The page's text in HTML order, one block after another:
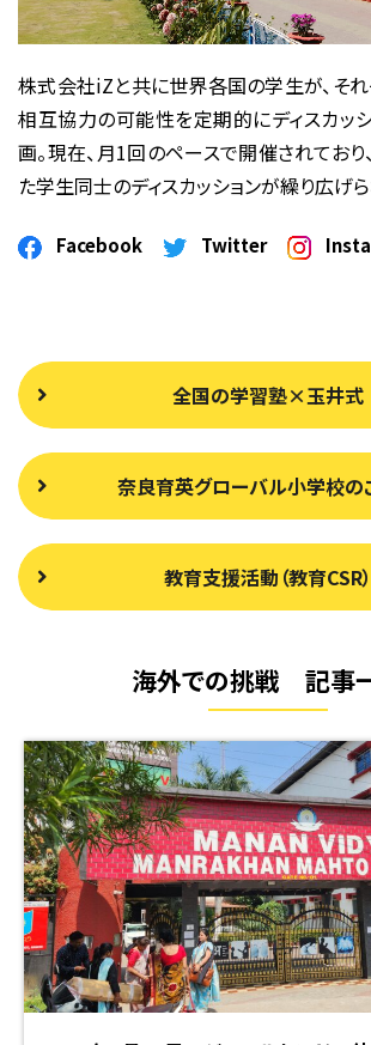
株式会社iZと共に世界各国の学生が、そ
相互協力の可能性を定期的にディスカッ
画。現在、月1回のペースで開催されており
た学生同士のディスカッションが繰り広げら
Facebook Twitter
全国の学習塾×玉井式
奈良育英グローバル小学校の
教育支援活動（教育CSR）
海外での挑戦 記事